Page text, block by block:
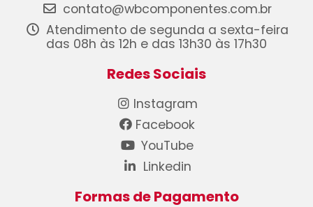
contato@wbcomponentes.com.br
Atendimento de segunda a sexta-feira
das 08h às 12h e das 13h30 às 17h30
Redes Sociais
Instagram
Facebook
YouTube
Linkedin
Formas de Pagamento